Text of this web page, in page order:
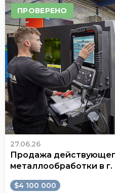
ПРОВЕРЕНО
27.06.26
Продажа
металлообработки в г.
$4 100 000